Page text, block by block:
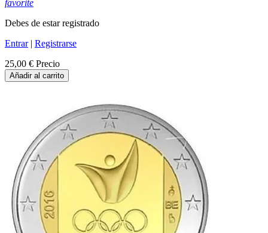
favorite
Debes de estar registrado
Entrar| Registrarse
25,00 € Precio
Añadir al carrito